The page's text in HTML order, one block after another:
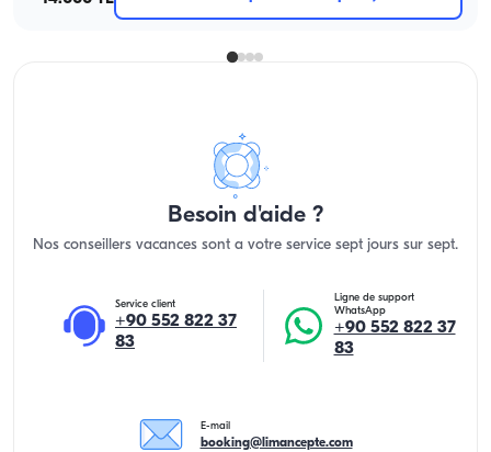
Besoin d'aide ?
Nos conseillers vacances sont a votre service sept jours sur sept.
Service client
+90 552 822 37
83
Ligne de support
WhatsApp
+90 552 822 37
83
E-mail
booking@limancepte.com